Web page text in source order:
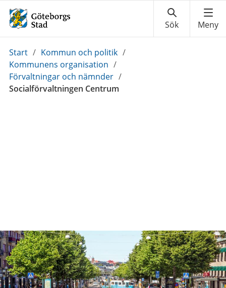
Du
är
här:
Start / Kommun och politik /
Kommunens organisation /
Förvaltningar och nämnder /
Socialförvaltningen Centrum